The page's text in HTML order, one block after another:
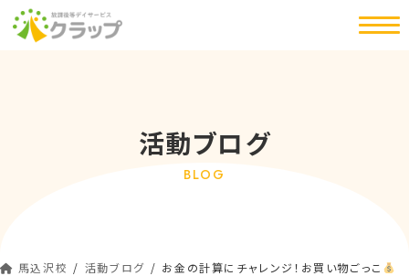
ン
ビ
活動ブログ
BLOG
馬込沢校 活動ブログ お金の計算にチャレンジ！お買い物ごっこ